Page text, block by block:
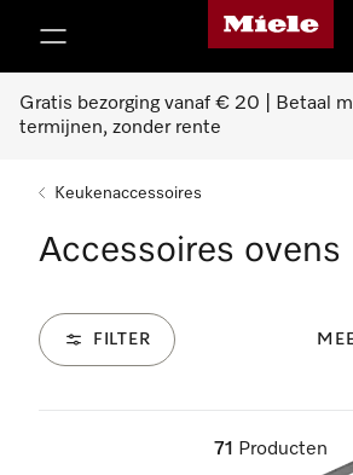
Homepage van
Gratis bezorging vanaf € 20 | Betaal
termijnen, zonder rente
Keukenaccessoires
Accessoires ovens
FILTER
71 Producten